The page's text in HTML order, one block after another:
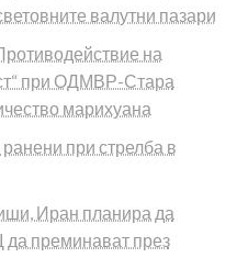
валутни пазари
на
при ОДМВР-Стара
марихуана
при стрелба в
Иран планира да
преминават през